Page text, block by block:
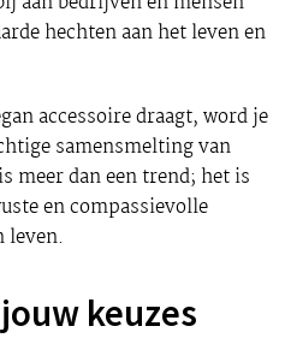
hechten aan het leven en
accessoire draagt, word je
samensmelting van
meer dan een trend; het is
en compassievolle
leven.
keuzes